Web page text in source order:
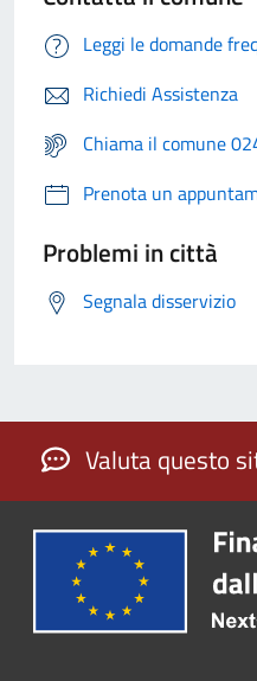
Leggi le domande
Richiedi Assistenza
Chiama il comune
Prenota un
Problemi in città
Segnala disservizio
Valuta questo